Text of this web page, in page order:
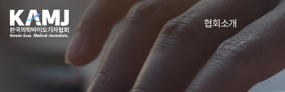
협회소개